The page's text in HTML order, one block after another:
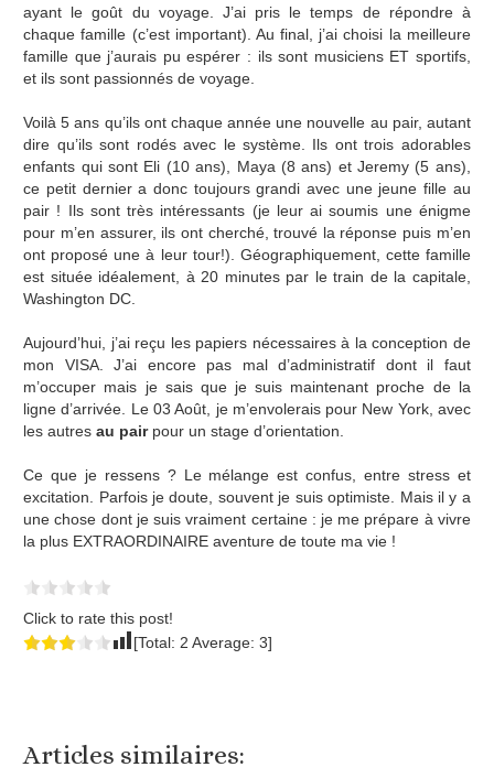
ayant le goût du voyage. J’ai pris le temps de répondre à
chaque famille (c’est important). Au final, j’ai choisi la meilleure
famille que j’aurais pu espérer : ils sont musiciens ET sportifs,
et ils sont passionnés de voyage.
Voilà 5 ans qu’ils ont chaque année une nouvelle au pair, autant
dire qu’ils sont rodés avec le système. Ils ont trois adorables
enfants qui sont Eli (10 ans), Maya (8 ans) et Jeremy (5 ans),
ce petit dernier a donc toujours grandi avec une jeune fille au
pair ! Ils sont très intéressants (je leur ai soumis une énigme
pour m’en assurer, ils ont cherché, trouvé la réponse puis m’en
ont proposé une à leur tour!). Géographiquement, cette famille
est située idéalement, à 20 minutes par le train de la capitale,
Washington DC.
Aujourd’hui, j’ai reçu les papiers nécessaires à la conception de
mon VISA. J’ai encore pas mal d’administratif dont il faut
m’occuper mais je sais que je suis maintenant proche de la
ligne d’arrivée. Le 03 Août, je m’envolerais pour New York, avec
les autresau pairpour un stage d’orientation.
Ce que je ressens ? Le mélange est confus, entre stress et
excitation. Parfois je doute, souvent je suis optimiste. Mais il y a
une chose dont je suis vraiment certaine : je me prépare à vivre
la plus EXTRAORDINAIRE aventure de toute ma vie !
Click to rate this post!
[Total: 2 Average:3]
Articles similaires: